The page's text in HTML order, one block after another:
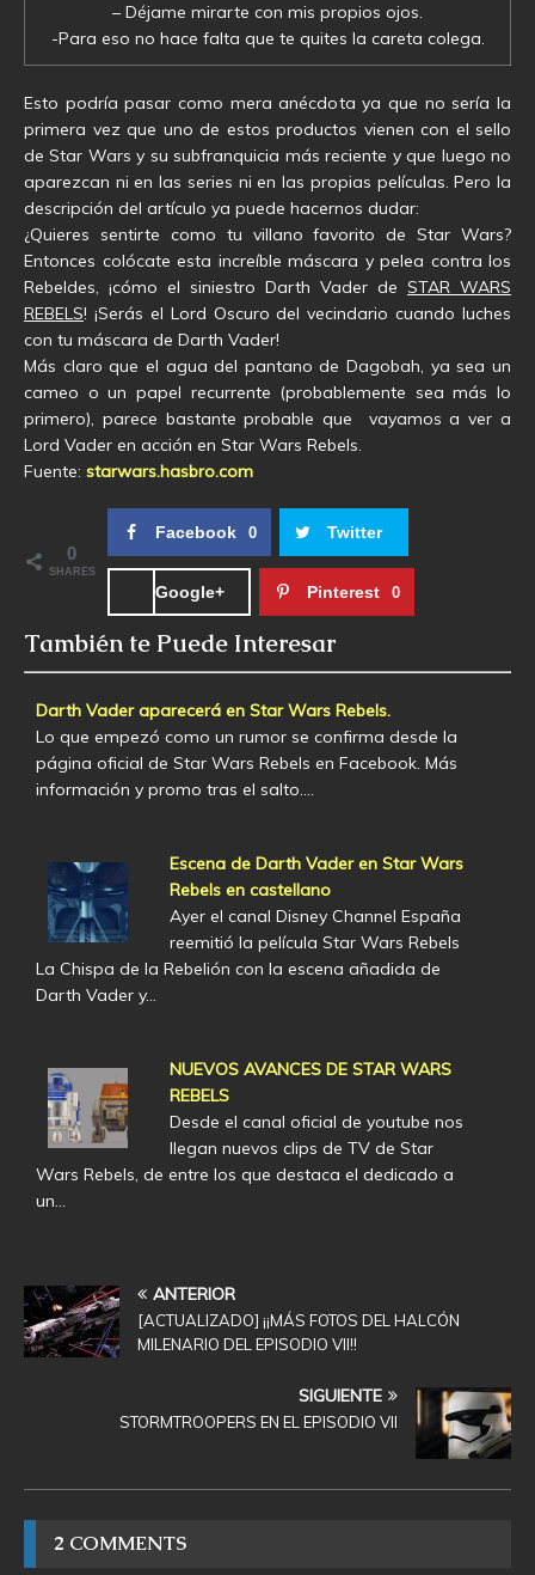
– Déjame mirarte con mis propios ojos.
-Para eso no hace falta que te quites la careta colega.
Esto podría pasar como mera anécdota ya que no sería la
primera vez que uno de estos productos vienen con el sello
de Star Wars y su subfranquicia más reciente y que luego no
aparezcan ni en las series ni en las propias películas. Pero la
descripción del artículo ya puede hacernos dudar:
¿Quieres sentirte como tu villano favorito de Star Wars?
Entonces colócate esta increíble máscara y pelea contra los
Rebeldes, ¡cómo el siniestro Darth Vader de STAR WARS
REBELS! ¡Serás el Lord Oscuro del vecindario cuando luches
con tu máscara de Darth Vader!
Más claro que el agua del pantano de Dagobah, ya sea un
cameo o un papel recurrente (probablemente sea más lo
primero), parece bastante probable que vayamos a ver a
Lord Vader en acción en Star Wars Rebels.
Fuente: starwars.hasbro.com
0
SHARES
Facebook 0 Twitter
Google+ Pinterest 0
También te Puede Interesar
Darth Vader aparecerá en Star Wars Rebels.
Lo que empezó como un rumor se confirma desde la
página oficial de Star Wars Rebels en Facebook. Más
información y promo tras el salto.…
Escena de Darth Vader en Star Wars
Rebels en castellano
Ayer el canal Disney Channel España
reemitió la película Star Wars Rebels
La Chispa de la Rebelión con la escena añadida de
Darth Vader y…
NUEVOS AVANCES DE STAR WARS
REBELS
Desde el canal oficial de youtube nos
llegan nuevos clips de TV de Star
Wars Rebels, de entre los que destaca el dedicado a
un…
ANTERIOR
[ACTUALIZADO] ¡¡MÁS FOTOS DEL HALCÓN
MILENARIO DEL EPISODIO VII!!
SIGUIENTE
STORMTROOPERS EN EL EPISODIO VII
2 COMMENTS